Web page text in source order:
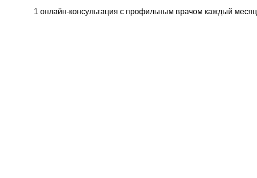
1 онлайн-консультация с профильным врачом каждый месяц